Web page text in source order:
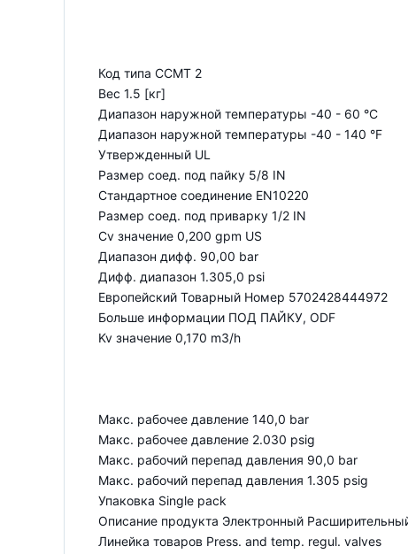
Код типа CCMT 2
Вес 1.5 [кг]
Диапазон наружной температуры -40 - 60 °C
Диапазон наружной температуры -40 - 140 °F
Утвержденный UL
Размер соед. под пайку 5/8 IN
Стандартное соединение EN10220
Размер соед. под приварку 1/2 IN
Cv значение 0,200 gpm US
Диапазон дифф. 90,00 bar
Дифф. диапазон 1.305,0 psi
Европейский Товарный Номер 5702428444972
Больше информации ПОД ПАЙКУ, ODF
Kv значение 0,170 m3/h
Макс. рабочее давление 140,0 bar
Макс. рабочее давление 2.030 psig
Макс. рабочий перепад давления 90,0 bar
Макс. рабочий перепад давления 1.305 psig
Упаковка Single pack
Описание продукта Электронный
Линейка товаров Press. and temp. regul. valves